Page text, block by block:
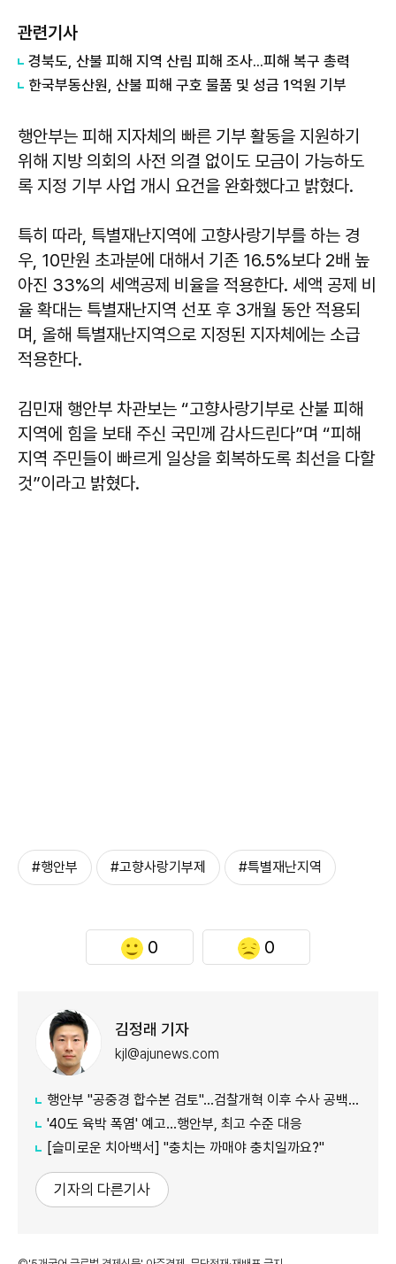
관련기사
경북도, 산불 피해 지역 산림 피해 조사...피해 복구 총력
한국부동산원, 산불 피해 구호 물품 및 성금 1억원 기부
행안부는 피해 지자체의 빠른 기부 활동을 지원하기
위해 지방 의회의 사전 의결 없이도 모금이 가능하도
록 지정 기부 사업 개시 요건을 완화했다고 밝혔다.
특히 따라, 특별재난지역에 고향사랑기부를 하는 경
우, 10만원 초과분에 대해서 기존 16.5%보다 2배 높
아진 33%의 세액공제 비율을 적용한다. 세액 공제 비
율 확대는 특별재난지역 선포 후 3개월 동안 적용되
며, 올해 특별재난지역으로 지정된 지자체에는 소급
적용한다.
김민재 행안부 차관보는 “고향사랑기부로 산불 피해
지역에 힘을 보태 주신 국민께 감사드린다”며 “피해
지역 주민들이 빠르게 일상을 회복하도록 최선을 다할
것”이라고 밝혔다.
#행안부 #고향사랑기부제 #특별재난지역
0 0
김정래 기자
kjl@ajunews.com
행안부 "공중경 합수본 검토"…검찰개혁 이후 수사 공백 대응 나서
'40도 육박 폭염' 예고…행안부, 최고 수준 대응
[슬미로운 치아백서] "충치는 까매야 충치일까요?"
기자의 다른기사